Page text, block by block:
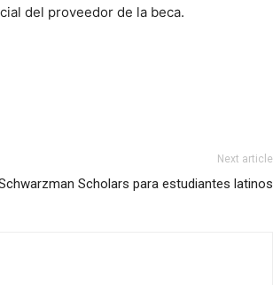
del proveedor de la beca.
Next article
Scholars para estudiantes latinos